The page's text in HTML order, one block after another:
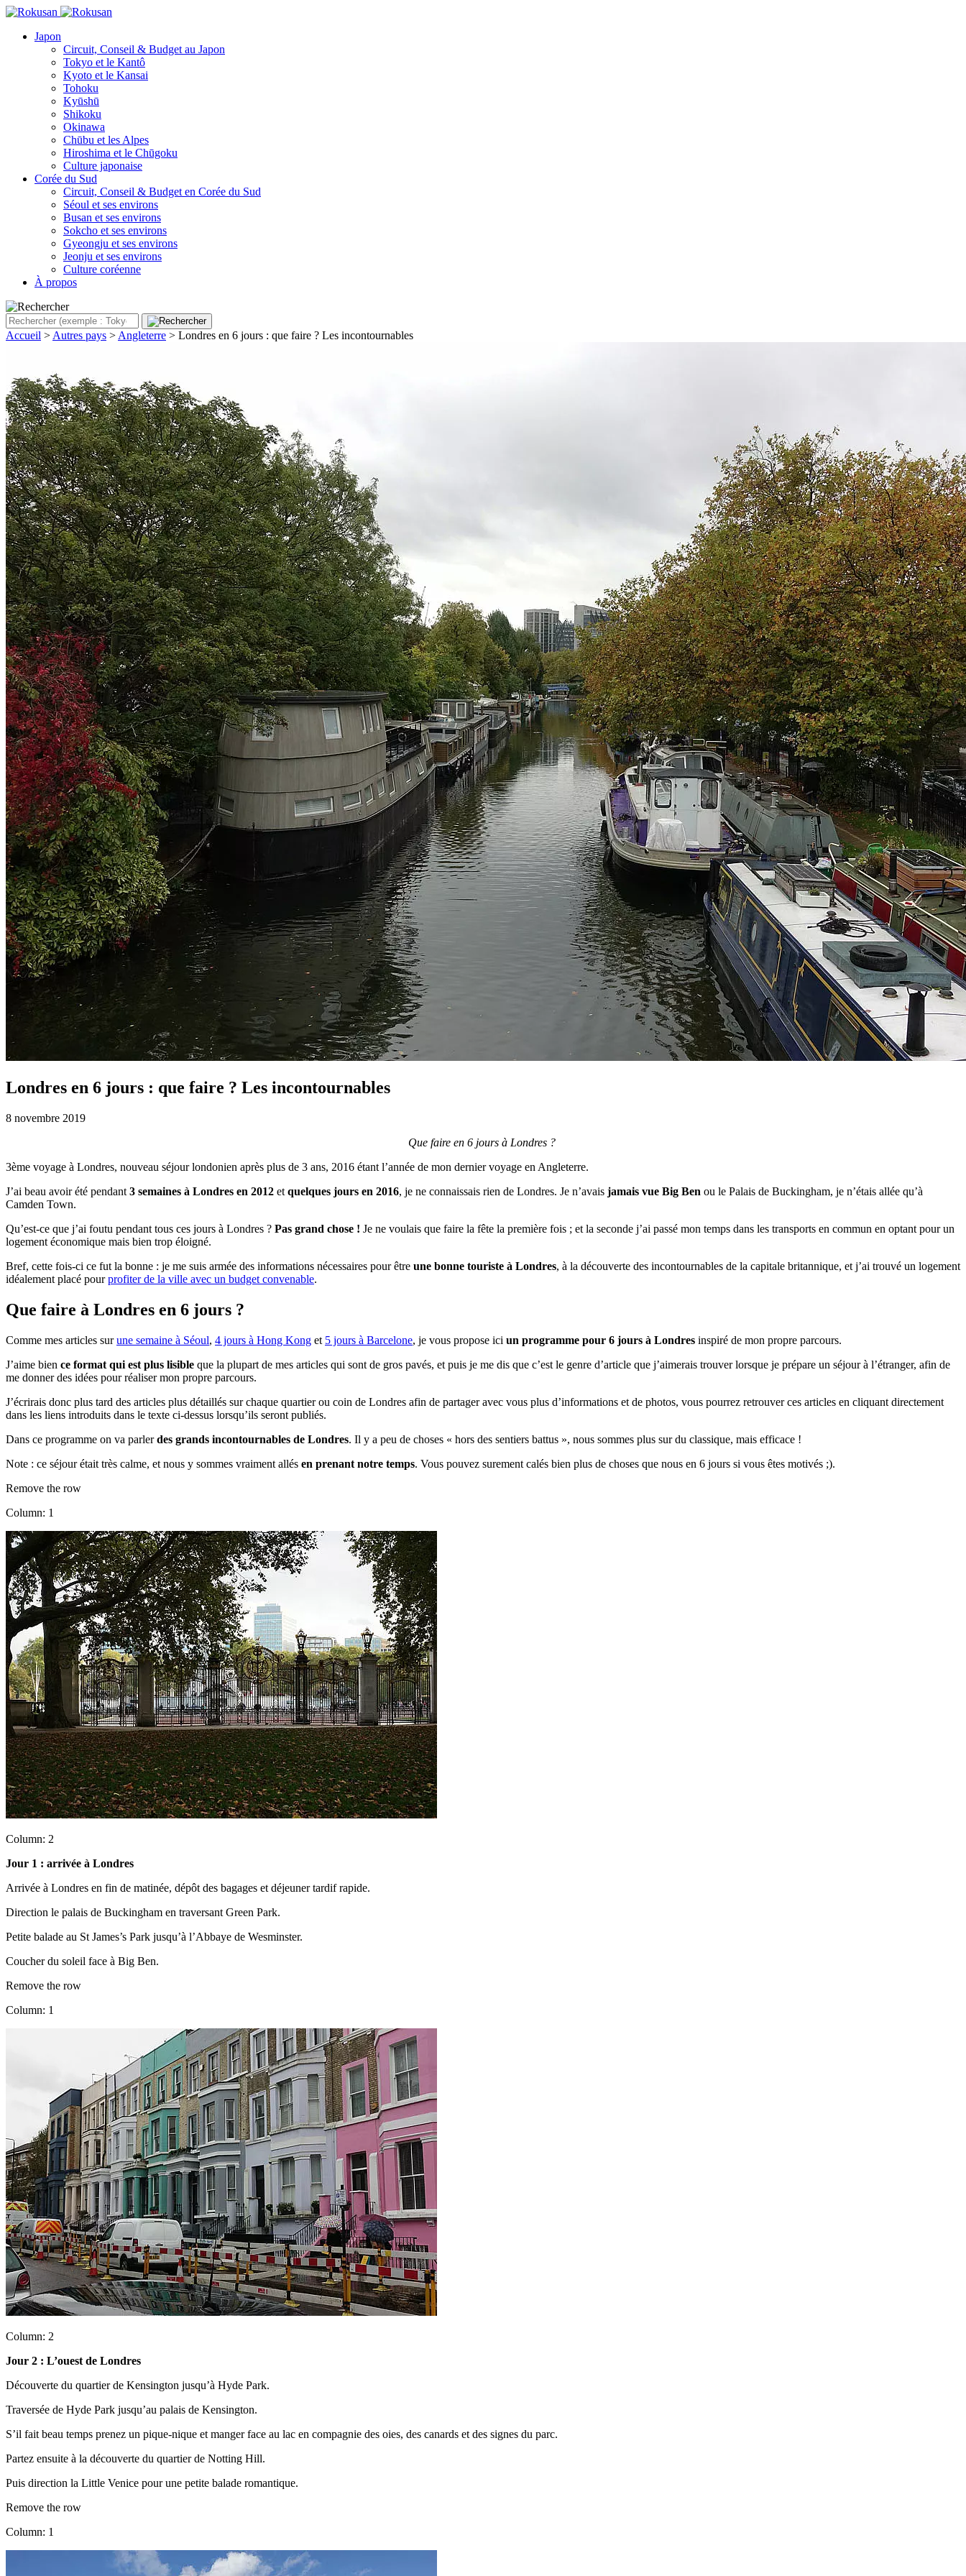
Japon
Circuit, Conseil & Budget au Japon
Tokyo et le Kantô
Kyoto et le Kansai
Tohoku
Kyūshū
Shikoku
Okinawa
Chūbu et les Alpes
Hiroshima et le Chūgoku
Culture japonaise
Corée du Sud
Circuit, Conseil & Budget en Corée du Sud
Séoul et ses environs
Busan et ses environs
Sokcho et ses environs
Gyeongju et ses environs
Jeonju et ses environs
Culture coréenne
À propos
Accueil > Autres pays > Angleterre > Londres en 6 jours : que faire ? Les incontournables
Londres en 6 jours : que faire ? Les incontournables
8 novembre 2019
Que faire en 6 jours à Londres ?
3ème voyage à Londres, nouveau séjour londonien après plus de 3 ans, 2016 étant l’année de mon dernier voyage en Angleterre.
J’ai beau avoir été pendant 3 semaines à Londres en 2012 et quelques jours en 2016, je ne connaissais rien de Londres. Je n’avais jamais vue Big Ben ou le Palais de Buckingham, je n’étais allée qu’à
Camden Town.
Qu’est-ce que j’ai foutu pendant tous ces jours à Londres ? Pas grand chose ! Je ne voulais que faire la fête la première fois ; et la seconde j’ai passé mon temps dans les transports en commun en optant pour un
logement économique mais bien trop éloigné.
Bref, cette fois-ci ce fut la bonne : je me suis armée des informations nécessaires pour être une bonne touriste à Londres, à la découverte des incontournables de la capitale britannique, et j’ai trouvé un logement
idéalement placé pourprofiter de la ville avec un budget convenable.
Que faire à Londres en 6 jours ?
Comme mes articles surune semaine à Séoul, 4 jours à Hong Kong et 5 jours à Barcelone, je vous propose ici un programme pour 6 jours à Londres inspiré de mon propre parcours.
J’aime bien ce format qui est plus lisible que la plupart de mes articles qui sont de gros pavés, et puis je me dis que c’est le genre d’article que j’aimerais trouver lorsque je prépare un séjour à l’étranger, afin de
me donner des idées pour réaliser mon propre parcours.
J’écrirais donc plus tard des articles plus détaillés sur chaque quartier ou coin de Londres afin de partager avec vous plus d’informations et de photos, vous pourrez retrouver ces articles en cliquant directement
dans les liens introduits dans le texte ci-dessus lorsqu’ils seront publiés.
Dans ce programme on va parlerdes grands incontournables de Londres. Il y a peu de choses « hors des sentiers battus », nous sommes plus sur du classique, mais efficace !
Note : ce séjour était très calme, et nous y sommes vraiment allés en prenant notre temps. Vous pouvez surement calés bien plus de choses que nous en 6 jours si vous êtes motivés ;).
Remove the row
Column: 1
Column: 2
Jour 1 : arrivée à Londres
Arrivée à Londres en fin de matinée, dépôt des bagages et déjeuner tardif rapide.
Direction le palais de Buckingham en traversant Green Park.
Petite balade au St James’s Park jusqu’à l’Abbaye de Wesminster.
Coucher du soleil face à Big Ben.
Remove the row
Column: 1
Column: 2
Jour 2 : L’ouest de Londres
Découverte du quartier de Kensington jusqu’à Hyde Park.
Traversée de Hyde Park jusqu’au palais de Kensington.
S’il fait beau temps prenez un pique-nique et manger face au lac en compagnie des oies, des canards et des signes du parc.
Partez ensuite à la découverte du quartier de Notting Hill.
Puis direction la Little Venice pour une petite balade romantique.
Remove the row
Column: 1